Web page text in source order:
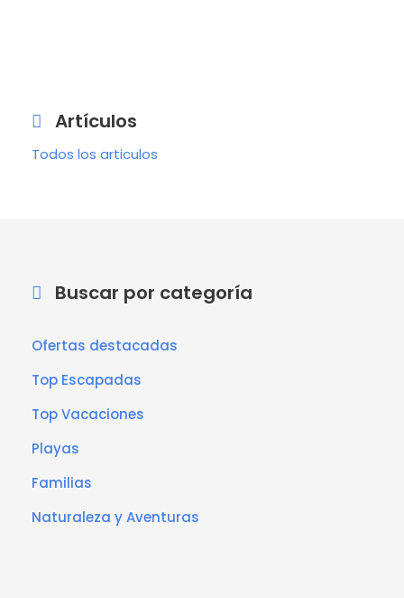
Artículos
Todos los articulos
Buscar por categoría
Ofertas destacadas
Top Escapadas
Top Vacaciones
Playas
Familias
Naturaleza y Aventuras